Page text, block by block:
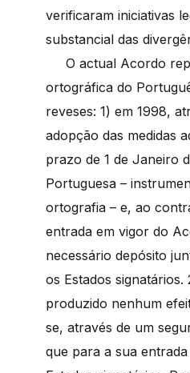
verificaram iniciativas
substancial das
O actual Acordo
ortográfica do
reveses: 1) em 1998,
adopção das medidas
prazo de 1 de Janeiro
Portuguesa –
ortografia – e, ao
entrada em vigor do
necessário depósito
os Estados
produzido nenhum
se, através de um
que para a sua